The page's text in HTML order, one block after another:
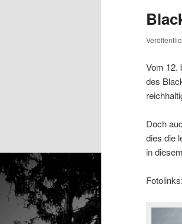
Vom 12.
des
Doch
dies die
in
Fotolinks: